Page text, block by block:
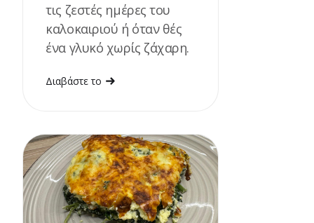
τις ζεστές ημέρες του
καλοκαιριού ή όταν θές
ένα γλυκό χωρίς ζάχαρη.
Διαβάστε το